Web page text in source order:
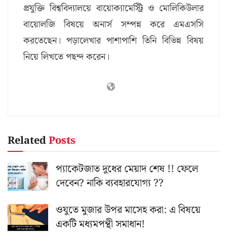
প্রযুক্তি বিশ্ববিদ্যালয়ে বায়োক্যামেস্ট্রি ও মোলিকিউলার
বায়োলজি বিষয়ে অনার্স সম্পন্ন করে এমএসসি
করতেছেন। পড়ালেখার পাশাপাশি তিনি বিভিন্ন বিষয়
নিয়ে লিখতে পছন্দ করেন।
RelatedPosts
প্যাকেটজাত দুধের মেয়াদ শেষ !! ফেলে
দেবেন? নাকি ব্যবহারযোগ্য ??
ওযুতে মুজার উপর মাসেহ করা: এ বিষয়ে
একটি মধ্যমপন্থী সমাধান!